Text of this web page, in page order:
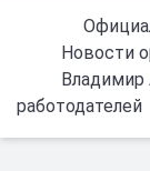
Новости
Владимир
работодателей